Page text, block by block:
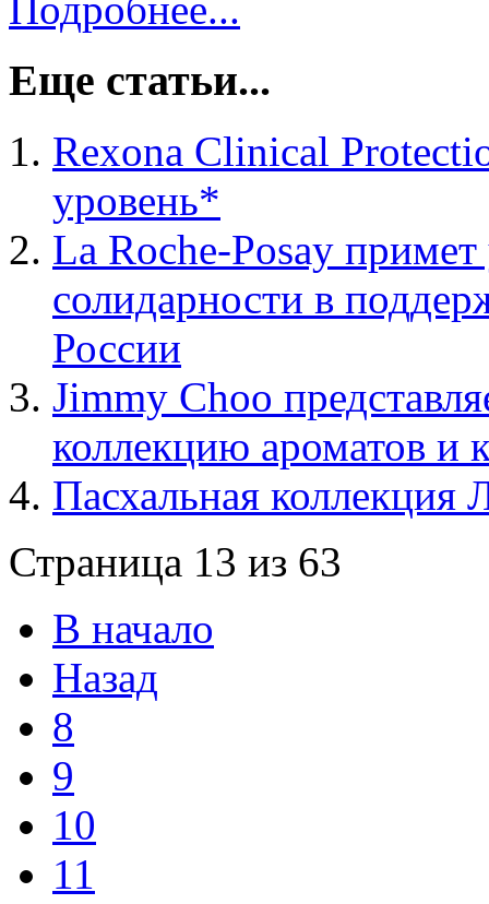
Подробнее...
Еще статьи...
Rexona Clinical
уровень*
La Roche-Posay
солидарности в
России
Jimmy Choo
коллекцию ароматов и
Пасхальная коллекция
Страница 13 из 63
В начало
Назад
8
9
10
11